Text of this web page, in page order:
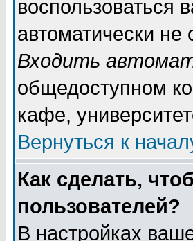
воспользоваться
автоматически
Входить
общедоступном
кафе,
Вернуться к
Как сделать,
пользователей?
В настройках